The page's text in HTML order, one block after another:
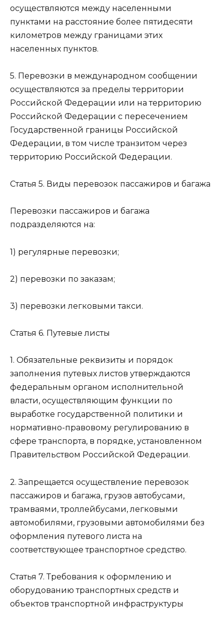
осуществляются между населенными
пунктами на расстояние более пятидесяти
километров между границами этих
населенных пунктов.
5. Перевозки в международном сообщении
осуществляются за пределы территории
Российской Федерации или на территорию
Российской Федерации с пересечением
Государственной границы Российской
Федерации, в том числе транзитом через
территорию Российской Федерации.
Статья 5. Виды перевозок пассажиров и багажа
Перевозки пассажиров и багажа
подразделяются на:
1) регулярные перевозки;
2) перевозки по заказам;
3) перевозки легковыми такси.
Статья 6. Путевые листы
1. Обязательные реквизиты и порядок
заполнения путевых листов утверждаются
федеральным органом исполнительной
власти, осуществляющим функции по
выработке государственной политики и
нормативно-правовому регулированию в
сфере транспорта, в порядке, установленном
Правительством Российской Федерации.
2. Запрещается осуществление перевозок
пассажиров и багажа, грузов автобусами,
трамваями, троллейбусами, легковыми
автомобилями, грузовыми автомобилями без
оформления путевого листа на
соответствующее транспортное средство.
Статья 7. Требования к оформлению и
оборудованию транспортных средств и
объектов транспортной инфраструктуры